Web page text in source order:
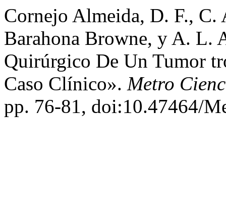
Cornejo Almeida, D. F.,
Barahona Browne, y A. L.
Quirúrgico De Un Tumor
Caso Clínico». Metro
pp. 76-81, doi:10.47464/